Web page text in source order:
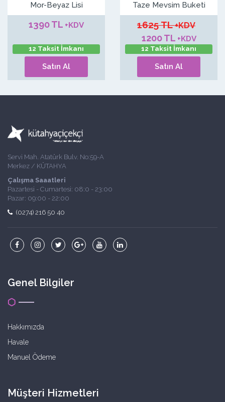
Mor-Beyaz Lisi
1390 TL +KDV
12 Taksit İmkanı
Satın Al
Taze Mevsim Buketi
1625 TL+KDV
1200 TL +KDV
12 Taksit İmkanı
Satın Al
Servi Mah. Atatürk Bulv. No:59-A
Merkez / KÜTAHYA
Çalışma Saaatleri
Pazartesi - Cumartesi: 08:0 - 23:00
Pazar: 09:00 - 22:00
(0274) 216 50 40
Genel Bilgiler
Hakkımızda
Havale
Manuel Ödeme
Müşteri Hizmetleri